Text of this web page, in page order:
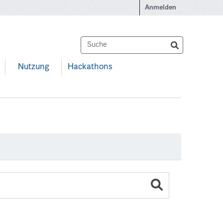
Anmelden
Nutzung Hackathons